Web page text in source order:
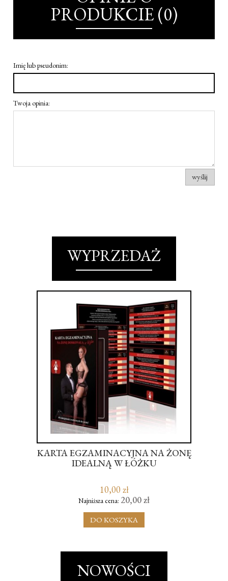
PRODUKCIE (0)
Imię lub pseudonim:
Twoja opinia:
wyślij
WYPRZEDAŻ
KARTA EGZAMINACYJNA NA ŻONĘ
IDEALNĄ W ŁÓŻKU
10,00 zł
Najniższa cena: 20,00 zł
DO KOSZYKA
NOWOŚCI